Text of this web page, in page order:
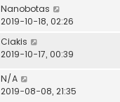
Nanobotas
2019-10-18, 02:26
Ciakis
2019-10-17, 00:39
N/A
2019-08-08, 21:35